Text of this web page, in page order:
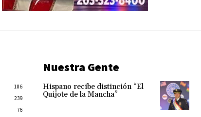
186
239
76
Nuestra Gente
Hispano recibe distinción “El
Quijote de la Mancha”